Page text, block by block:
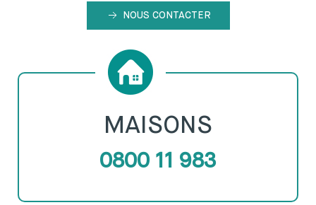
NOUS CONTACTER
MAISONS
0800 11 983